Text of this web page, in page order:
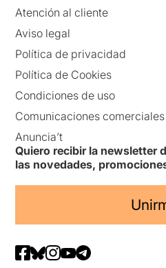
Atención al cliente
Aviso legal
Política de privacidad
Política de Cookies
Condiciones de uso
Comunicaciones
Anuncia’t
Quiero recibir la newsletter
las novedades,